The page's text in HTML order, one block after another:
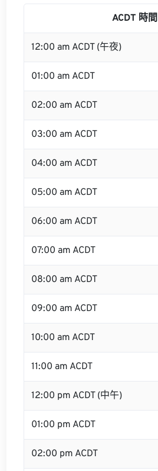
ACDT 時間
12:00 am ACDT (午夜)
01:00 am ACDT
02:00 am ACDT
03:00 am ACDT
04:00 am ACDT
05:00 am ACDT
06:00 am ACDT
07:00 am ACDT
08:00 am ACDT
09:00 am ACDT
10:00 am ACDT
11:00 am ACDT
12:00 pm ACDT (中午)
01:00 pm ACDT
02:00 pm ACDT